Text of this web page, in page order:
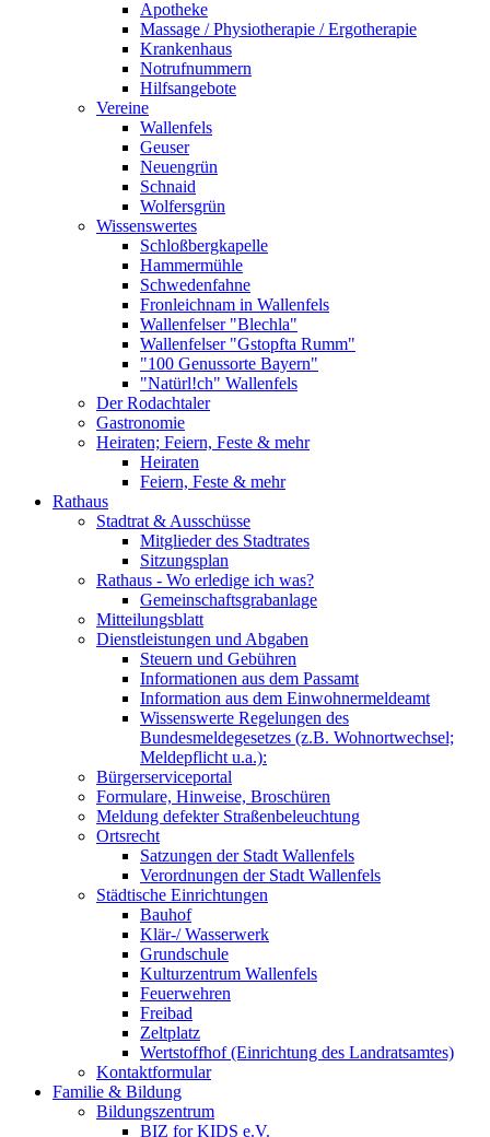
Apotheke
Massage / Physiotherapie / Ergotherapie
Krankenhaus
Notrufnummern
Hilfsangebote
Vereine
Wallenfels
Geuser
Neuengrün
Schnaid
Wolfersgrün
Wissenswertes
Schloßbergkapelle
Hammermühle
Schwedenfahne
Fronleichnam in Wallenfels
Wallenfelser "Blechla"
Wallenfelser "Gstopfta Rumm"
"100 Genussorte Bayern"
"Natürl!ch" Wallenfels
Der Rodachtaler
Gastronomie
Heiraten; Feiern, Feste & mehr
Heiraten
Feiern, Feste & mehr
Rathaus
Stadtrat & Ausschüsse
Mitglieder des Stadtrates
Sitzungsplan
Rathaus - Wo erledige ich was?
Gemeinschaftsgrabanlage
Mitteilungsblatt
Dienstleistungen und Abgaben
Steuern und Gebühren
Informationen aus dem Passamt
Information aus dem Einwohnermeldeamt
Wissenswerte Regelungen des
Bundesmeldegesetzes (z.B. Wohnortwechsel;
Meldepflicht u.a.):
Bürgerserviceportal
Formulare, Hinweise, Broschüren
Meldung defekter Straßenbeleuchtung
Ortsrecht
Satzungen der Stadt Wallenfels
Verordnungen der Stadt Wallenfels
Städtische Einrichtungen
Bauhof
Klär-/ Wasserwerk
Grundschule
Kulturzentrum Wallenfels
Feuerwehren
Freibad
Zeltplatz
Wertstoffhof (Einrichtung des Landratsamtes)
Kontaktformular
Familie & Bildung
Bildungszentrum
BIZ for KIDS e.V.